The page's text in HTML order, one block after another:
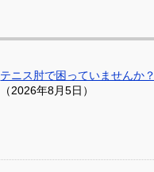
テニス肘で困っていませんか？
（2026年8月5日）